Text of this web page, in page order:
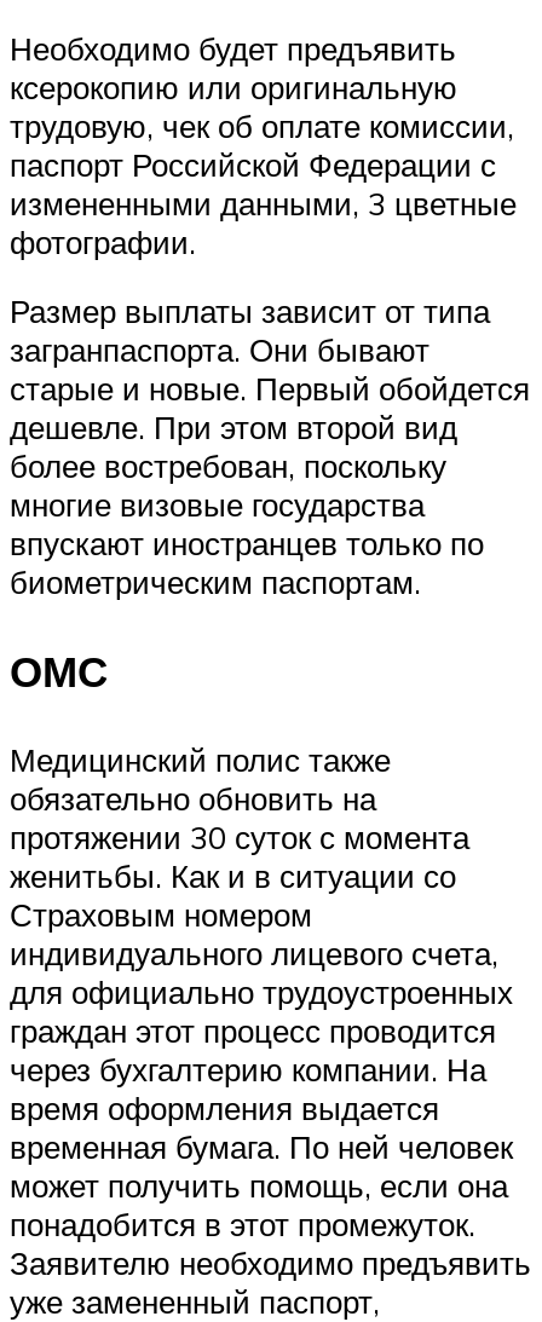
Необходимо будет предъявить
ксерокопию или оригинальную
трудовую, чек об оплате комиссии,
паспорт Российской Федерации с
измененными данными, 3 цветные
фотографии.
Размер выплаты зависит от типа
загранпаспорта. Они бывают
старые и новые. Первый обойдется
дешевле. При этом второй вид
более востребован, поскольку
многие визовые государства
впускают иностранцев только по
биометрическим паспортам.
ОМС
Медицинский полис также
обязательно обновить на
протяжении 30 суток с момента
женитьбы. Как и в ситуации со
Страховым номером
индивидуального лицевого счета,
для официально трудоустроенных
граждан этот процесс проводится
через бухгалтерию компании. На
время оформления выдается
временная бумага. По ней человек
может получить помощь, если она
понадобится в этот промежуток.
Заявителю необходимо предъявить
уже замененный паспорт,